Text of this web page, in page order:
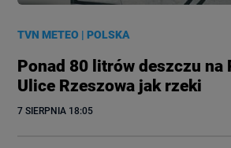
TVN METEO |POLSKA
Ponad 80 litrów deszczu na
Ulice Rzeszowa jak rzeki
7 SIERPNIA 18:05